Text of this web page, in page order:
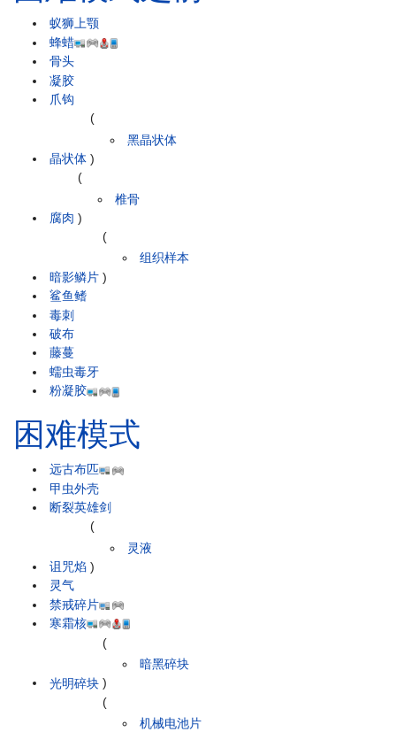
蚁狮上颚
蜂蜡
骨头
凝胶
爪钩
晶状体
(
黑晶状体
)
腐肉
(
椎骨
)
暗影鳞片
(
组织样本
)
鲨鱼鳍
毒刺
破布
藤蔓
蠕虫毒牙
粉凝胶
困难模式
远古布匹
甲虫外壳
断裂英雄剑
诅咒焰
(
灵液
)
灵气
禁戒碎片
寒霜核
光明碎块
(
暗黑碎块
)
(
机械电池片